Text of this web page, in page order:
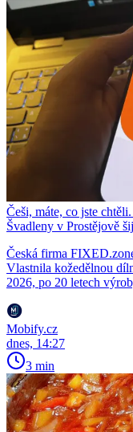
Češi, máte, co jste
Švadleny v Prostějově
Česká firma
Vlastnila kožedělnou
2026, po 20 letech
Mobify.cz
dnes, 14:27
3 min